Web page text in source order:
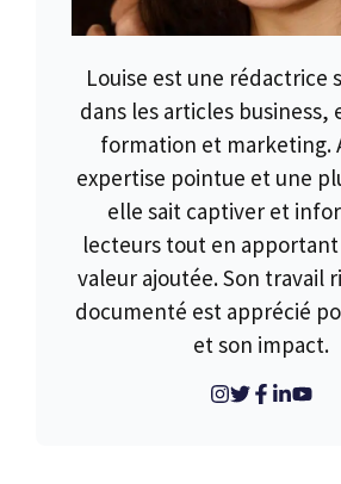
Louise est une rédactrice
dans les articles business,
formation et marketing.
expertise pointue et une
elle sait captiver et
lecteurs tout en
valeur ajoutée. Son travail
documenté est apprécié
et son impact.